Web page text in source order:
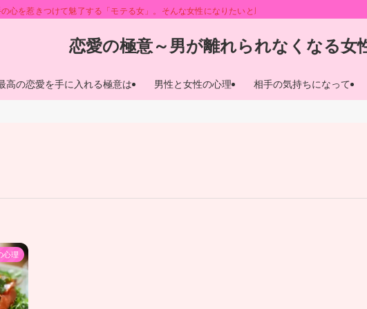
心を惹きつけて魅了する「モテる女」。そんな女性になりたいと願う人も多いことでしょ
恋愛の極意～男が離れられなくなる女
高の恋愛を手に入れる極意は 男性と女性の心理 相手の気持ちになって
心理